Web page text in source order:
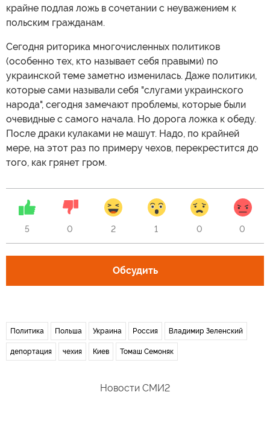
крайне подлая ложь в сочетании с неуважением к
польским гражданам.
Сегодня риторика многочисленных политиков
(особенно тех, кто называет себя правыми) по
украинской теме заметно изменилась. Даже политики,
которые сами называли себя "слугами украинского
народа", сегодня замечают проблемы, которые были
очевидные с самого начала. Но дорога ложка к обеду.
После драки кулаками не машут. Надо, по крайней
мере, на этот раз по примеру чехов, перекрестится до
того, как грянет гром.
5 0 2 1 0 0
Обсудить
Политика Польша Украина Россия Владимир Зеленский
депортация чехия Киев Томаш Семоняк
Новости СМИ2